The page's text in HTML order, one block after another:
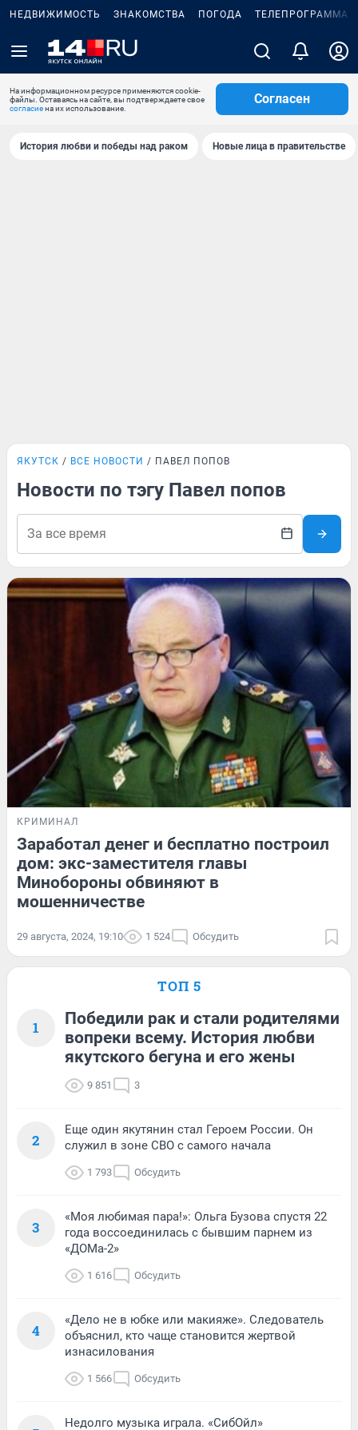
НЕДВИЖИМОСТЬ ЗНАКОМСТВА ПОГОДА ТЕЛЕПРОГРАММА
На информационном ресурсе применяются cookie-
файлы. Оставаясь на сайте, вы подтверждаете свое
согласиена их использование.
Согласен
История любви и победы над раком Новые лица в правительстве
ЯКУТСК ВСЕ НОВОСТИ ПАВЕЛ ПОПОВ
Новости по тэгу Павел попов
КРИМИНАЛ
Заработал денег и бесплатно построил
дом: экс-заместителя главы
Минобороны обвиняют в
мошенничестве
29 августа, 2024, 19:10 1 524 Обсудить
ТОП 5
1
Победили рак и стали родителями
вопреки всему. История любви
якутского бегуна и его жены
9 851 3
2
Еще один якутянин стал Героем России. Он
служил в зоне СВО с самого начала
1 793 Обсудить
3
«Моя любимая пара!»: Ольга Бузова спустя 22
года воссоединилась с бывшим парнем из
«ДОМа-2»
1 616 Обсудить
4
«Дело не в юбке или макияже». Следователь
объяснил, кто чаще становится жертвой
изнасилования
1 566 Обсудить
Недолго музыка играла. «СибОйл»